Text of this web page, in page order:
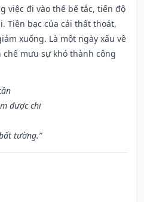
việc đi vào thế bế tắc, tiến độ
Tiền bạc của cải thất thoát,
xuống. Là một ngày xấu về
mưu sự khó thành công
được chi
tường.”